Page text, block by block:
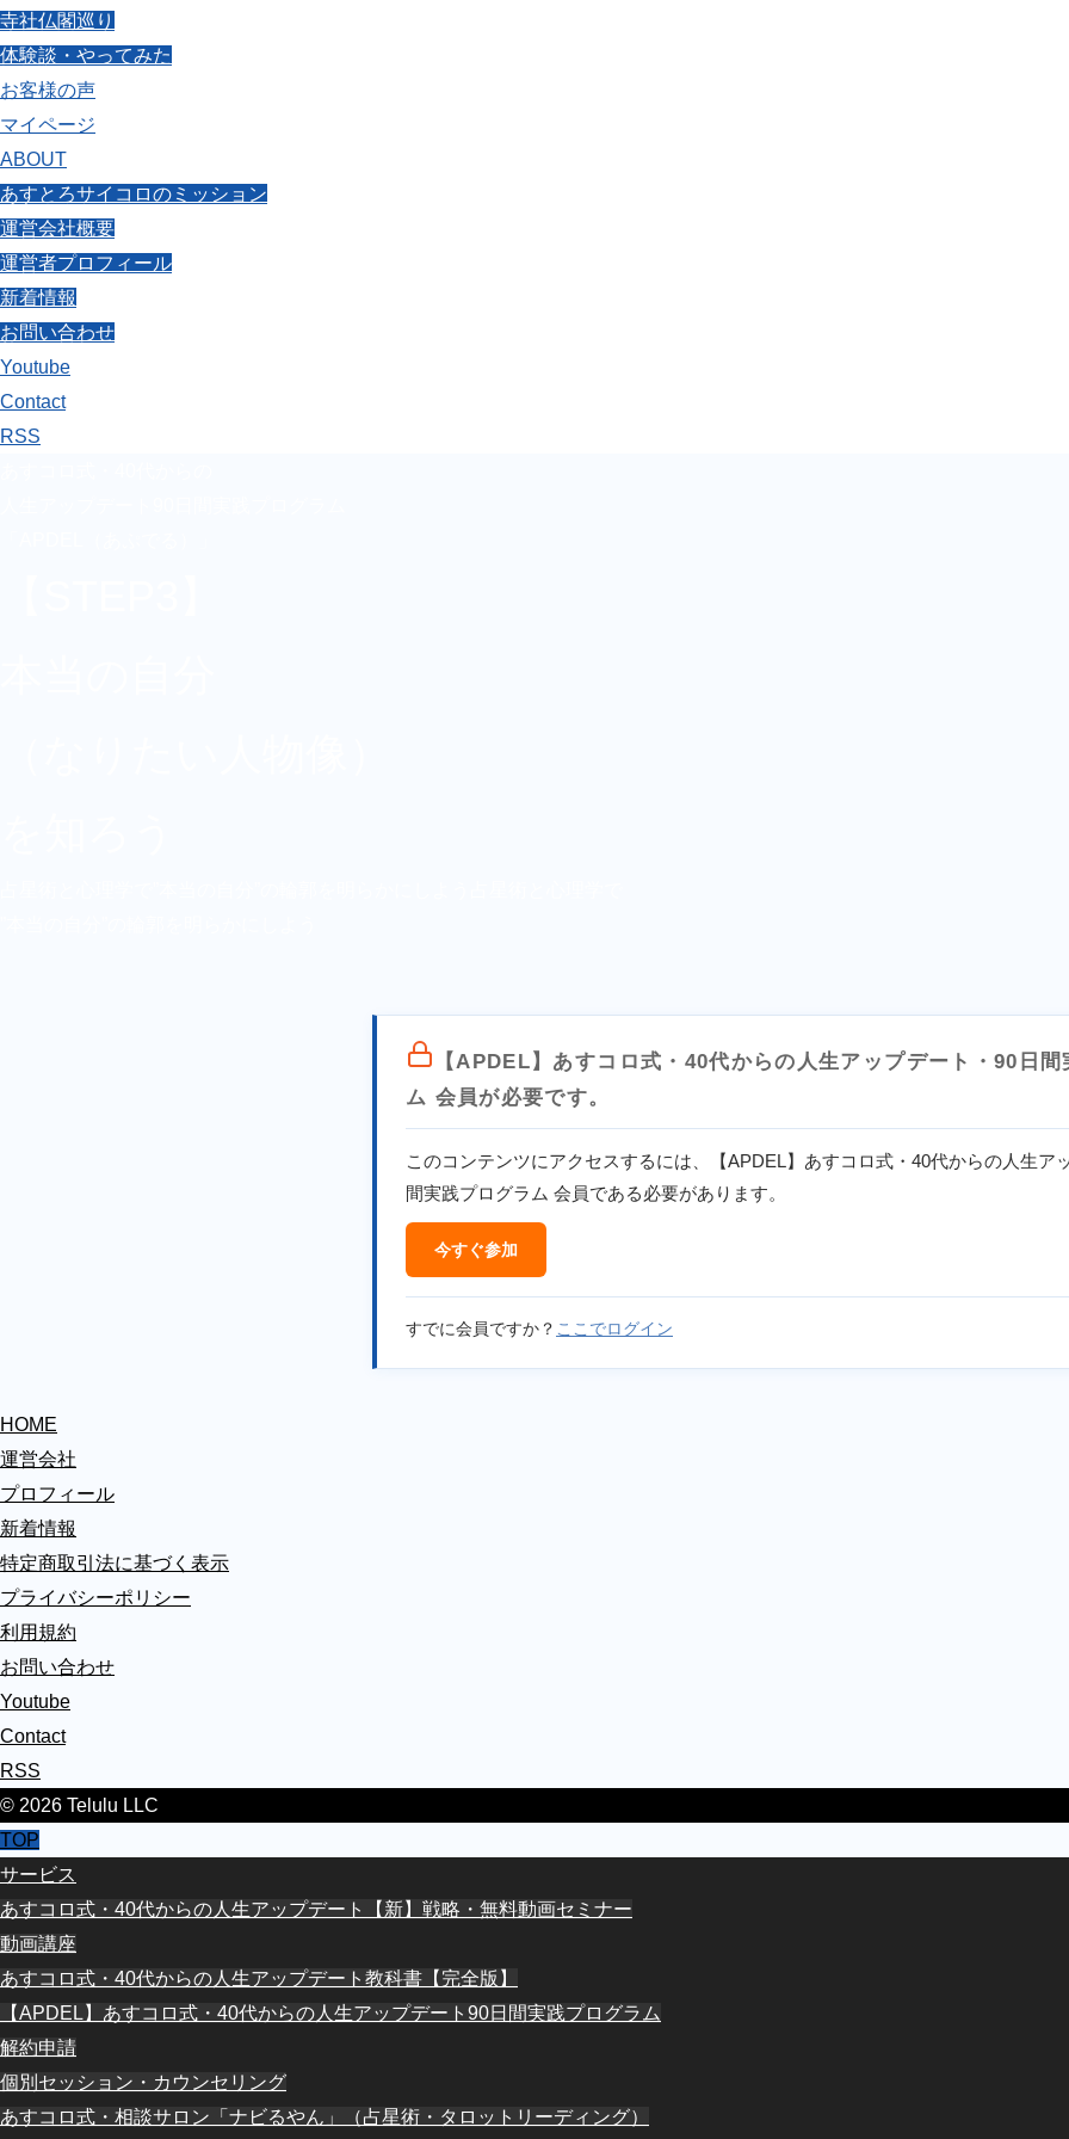
寺社仏閣巡り
体験談・やってみた
お客様の声
マイページ
ABOUT
あすとろサイコロのミッション
運営会社概要
運営者プロフィール
新着情報
お問い合わせ
Youtube
Contact
RSS
【APDEL】あすコロ式・40代からの人生アップデート・90日間
ム 会員が必要です。
このコンテンツにアクセスするには、【APDEL】あすコロ式・40代からの人生ア
間実践プログラム 会員である必要があります。
今すぐ参加
すでに会員ですか？ ここでログイン
HOME
運営会社
プロフィール
新着情報
特定商取引法に基づく表示
プライバシーポリシー
利用規約
お問い合わせ
Youtube
Contact
RSS
© 2026 Telulu LLC
TOP
サービス
あすコロ式・40代からの人生アップデート【新】戦略・無料動画セミナー
動画講座
あすコロ式・40代からの人生アップデート教科書【完全版】
【APDEL】あすコロ式・40代からの人生アップデート90日間実践プログラム
解約申請
個別セッション・カウンセリング
あすコロ式・相談サロン「ナビるやん」（占星術・タロットリーディング）